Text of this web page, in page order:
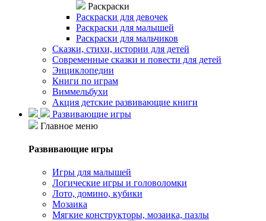
Раскраски
Раскраски для девочек
Раскраски для малышей
Раскраски для мальчиков
Сказки, стихи, истории для детей
Современные сказки и повести для детей
Энциклопедии
Книги по играм
Виммельбухи
Акция детские развивающие книги
Развивающие игры
Главное меню
Развивающие игры
Игры для малышей
Логические игры и головоломки
Лото, домино, кубики
Мозаика
Мягкие конструкторы, мозаика, пазлы